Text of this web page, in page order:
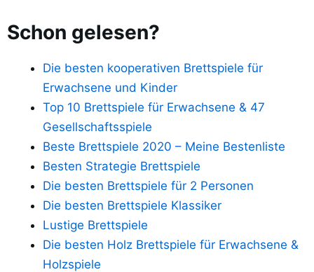
Schon gelesen?
Die besten kooperativen Brettspiele für
Erwachsene und Kinder
Top 10 Brettspiele für Erwachsene & 47
Gesellschaftsspiele
Beste Brettspiele 2020 – Meine Bestenliste
Besten Strategie Brettspiele
Die besten Brettspiele für 2 Personen
Die besten Brettspiele Klassiker
Lustige Brettspiele
Die besten Holz Brettspiele für Erwachsene &
Holzspiele